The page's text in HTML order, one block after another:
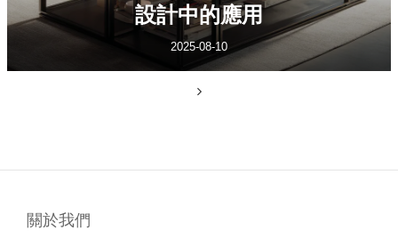
設計中的應用
2025-08-10
關於我們